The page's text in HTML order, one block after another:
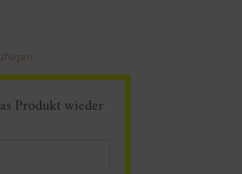
Produkt wieder